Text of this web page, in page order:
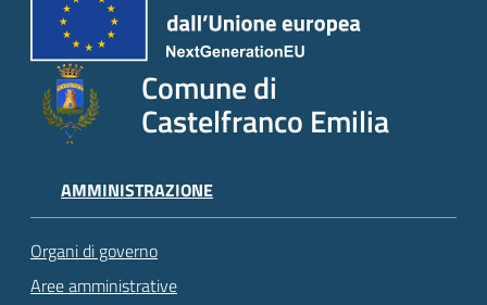
Comune di
Castelfranco Emilia
AMMINISTRAZIONE
Organi di governo
Aree amministrative